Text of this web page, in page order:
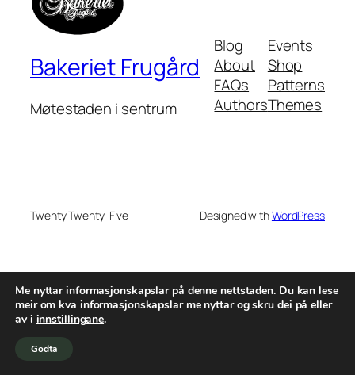
Bakeriet Frugård
Møtestaden i sentrum
Blog
About
FAQs
Authors
Events
Shop
Patterns
Themes
Twenty Twenty-Five Designed withWordPress
Me nyttar informasjonskapslar på denne nettstaden. Du kan lese
meir om kva informasjonskapslar me nyttar og skru dei på eller
av i innstillingane.
Godta